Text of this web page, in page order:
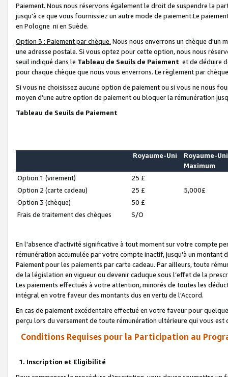
Paiement. Nous nous réservons également le droit de suspendre la
jusqu'à ce que vous fournissiez un autre mode de paiement.Le
en Pologne ni en Suède.
Option 3 : Paiement par chèque. Nous nous enverrons un chèque d'un
une adresse postale. Si vous optez pour cette option, nous nous
seuil indiqué dans le Tableau de Seuils de Paiement et de déduire
pour chaque chèque que nous vous enverrons. Le règlement par
Si vous ne choisissez aucune option de paiement ou si vous ne nous
moyen d’une autre option de paiement ou bloquer la rémunération
Tableau de Seuils de Paiement
Royaume-Uni
Royaume-Uni
Maximum
Option 1 (virement)
25 £
Option 2 (carte cadeau)
25 £
5,000£
Option 3 (chèque)
50 £
Frais de traitement des chèques
S/O
En l'absence d'activité significative à tout moment sur votre compte
rémunération accumulée par votre compte inactif, jusqu'à un montant
Paiement pour les paiements par carte cadeau. Par ailleurs, toute
de la législation en vigueur ou devenir caduque sous l’effet de la
Les paiements effectués à votre attention, minorés de toutes les
intégral en votre faveur des montants dus en vertu de l'Accord.
En cas de paiement excédentaire effectué en votre faveur pour
perçu lors du versement de toute rémunération ultérieure qui vous est
Conditions Requises pour la Participation au
1. Inscription et Eligibilité